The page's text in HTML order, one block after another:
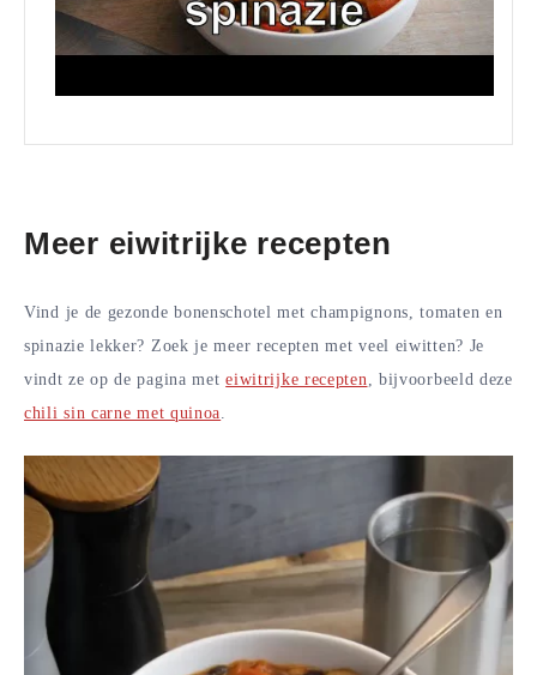
Meer eiwitrijke recepten
Vind je de gezonde bonenschotel met champignons, tomaten en
spinazie lekker? Zoek je meer recepten met veel eiwitten? Je
vindt ze op de pagina meteiwitrijke recepten
, bijvoorbeeld deze
chili sin carne met quinoa